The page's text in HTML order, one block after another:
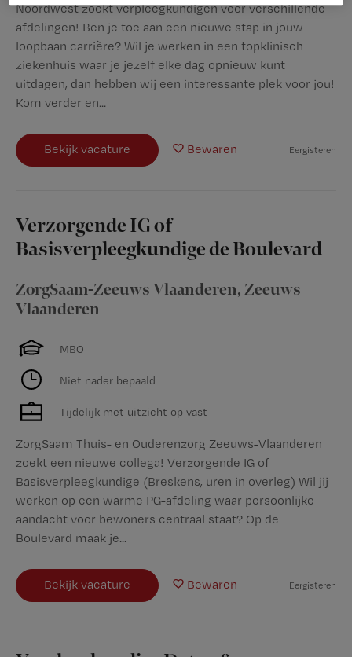
Noordwest zoekt verpleegkundigen voor verschillende
afdelingen! Ben je toe aan een nieuwe stap in jouw
loopbaan carrière? Wil je werken in een topklinisch
ziekenhuis waar je jezelf elke dag opnieuw kunt
uitdagen, dan hebben wij een interessante plek voor jou!
Kom verder en...
Bekijk vacature Bewaren Eergisteren
Verzorgende IG of
Basisverpleegkundige de Boulevard
ZorgSaam-Zeeuws Vlaanderen, Zeeuws
Vlaanderen
MBO
Niet nader bepaald
Tijdelijk met uitzicht op vast
ZorgSaam Thuis- en Ouderenzorg Zeeuws-Vlaanderen
zoekt een nieuwe collega! Verzorgende IG of
Basisverpleegkundige (Breskens, uren in overleg) Wil jij
werken op een warme PG-afdeling waar persoonlijke
aandacht voor bewoners centraal staat? Op de
Boulevard maak je...
Bekijk vacature Bewaren Eergisteren